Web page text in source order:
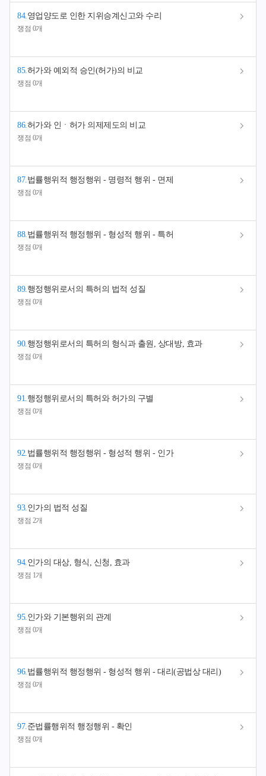
84.영업양도로 인한 지위승계신고와 수리
쟁점 0개
85.허가와 예외적 승인(허가)의 비교
쟁점 0개
86.허가와 인ㆍ허가 의제제도의 비교
쟁점 0개
87.법률행위적 행정행위 - 명령적 행위 - 면제
쟁점 0개
88.법률행위적 행정행위 - 형성적 행위 - 특허
쟁점 0개
89.행정행위로서의 특허의 법적 성질
쟁점 0개
90.행정행위로서의 특허의 형식과 출원, 상대방, 효과
쟁점 0개
91.행정행위로서의 특허와 허가의 구별
쟁점 0개
92.법률행위적 행정행위 - 형성적 행위 - 인가
쟁점 0개
93.인가의 법적 성질
쟁점 2개
94.인가의 대상, 형식, 신청, 효과
쟁점 1개
95.인가와 기본행위의 관계
쟁점 0개
96.법률행위적 행정행위 - 형성적 행위 - 대리(공법상 대리)
쟁점 0개
97.준법률행위적 행정행위 - 확인
쟁점 0개